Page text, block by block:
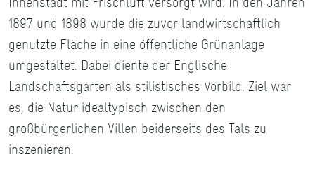
1897 und 1898 wurde die zuvor landwirtschaftlich
genutzte Fläche in eine öffentliche Grünanlage
umgestaltet. Dabei diente der Englische
Landschaftsgarten als stilistisches Vorbild. Ziel war
es, die Natur idealtypisch zwischen den
großbürgerlichen Villen beiderseits des Tals zu
inszenieren.